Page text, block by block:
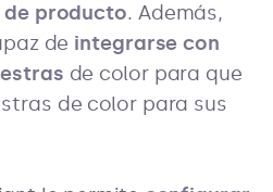
producto. Además,
de integrarse con
de color para que
de color para sus